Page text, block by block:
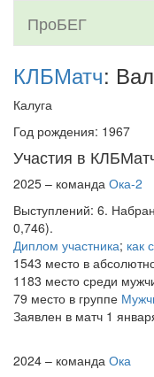
ПроБЕГ
КЛБМатч:
Калуга
Год рождения: 1967
Участия в
2025 – команда Ока-2
Выступлений: 6.
0,746).
Диплом участника; как
1543 место в
1183 место среди
79 место в группе
Заявлен в матч 1
2024 – команда Ока